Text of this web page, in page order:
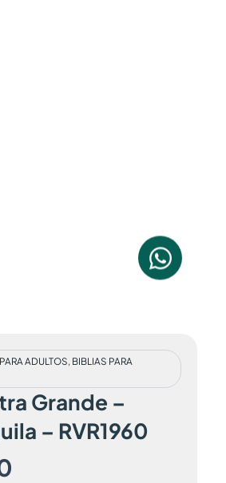
ADULTOS, BIBLIAS PARA
Grande –
– RVR1960